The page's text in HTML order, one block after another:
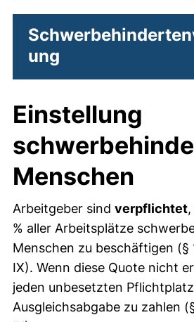
ung
Einstellung
Menschen
Arbeitgeber sind verpflichtet
% aller Arbeitsplätze
Menschen zu beschäftigen (§
IX). Wenn diese Quote nicht
jeden unbesetzten
Ausgleichsabgabe zu zahlen